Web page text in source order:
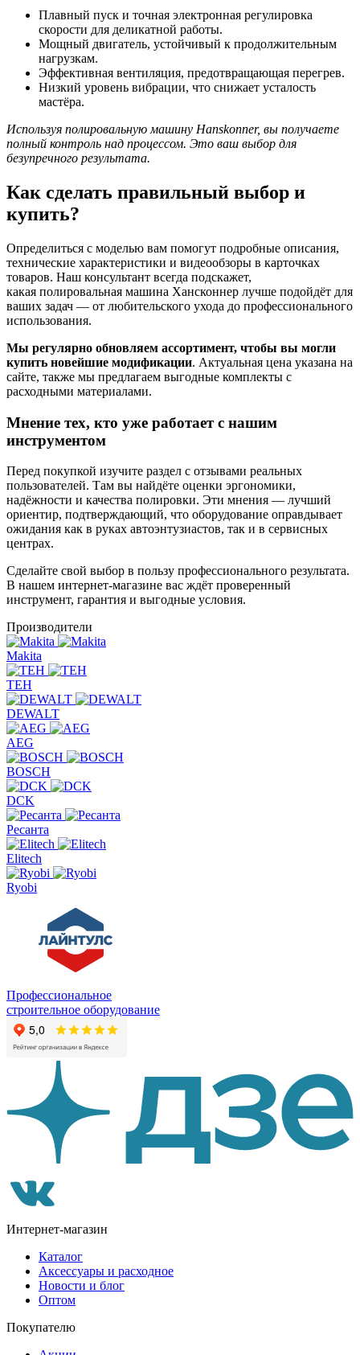
Плавный пуск и точная электронная регулировка
скорости для деликатной работы.
Мощный двигатель, устойчивый к продолжительным
нагрузкам.
Эффективная вентиляция, предотвращающая перегрев.
Низкий уровень вибрации, что снижает усталость
мастёра.
Используя полировальную машину Hanskonner, вы получаете
полный контроль над процессом. Это ваш выбор для
безупречного результата.
Как сделать правильный выбор и
купить?
Определиться с моделью вам помогут подробные описания,
технические характеристики и видеообзоры в карточках
товаров. Наш консультант всегда подскажет,
какая полировальная машина Хансконнер лучше подойдёт для
ваших задач — от любительского ухода до профессионального
использования.
Мы регулярно обновляем ассортимент, чтобы вы могли
купить новейшие модификации. Актуальная цена указана на
сайте, также мы предлагаем выгодные комплекты с
расходными материалами.
Мнение тех, кто уже работает с нашим
инструментом
Перед покупкой изучите раздел с отзывами реальных
пользователей. Там вы найдёте оценки эргономики,
надёжности и качества полировки. Эти мнения — лучший
ориентир, подтверждающий, что оборудование оправдывает
ожидания как в руках автоэнтузиастов, так и в сервисных
центрах.
Сделайте свой выбор в пользу профессионального результата.
В нашем интернет-магазине вас ждёт проверенный
инструмент, гарантия и выгодные условия.
Производители
Makita
TEH
DEWALT
AEG
BOSCH
DCK
Ресанта
Elitech
Ryobi
Профессиональное
строительное оборудование
Интернет-магазин
Каталог
Аксессуары и расходное
Новости и блог
Оптом
Покупателю